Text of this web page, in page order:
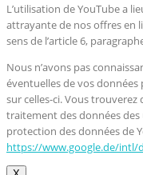
L’utilisation de YouTube a
attrayante de nos offres en
sens de l’article 6,
Nous n’avons pas
éventuelles de vos données
sur celles-ci. Vous
traitement des données
protection des données de
https://www.google.de/intl/